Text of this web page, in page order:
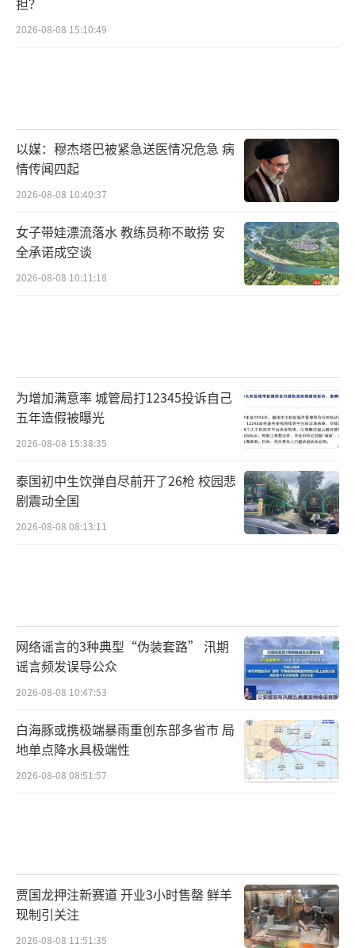
2026-08-08 15:10:49
以媒：穆杰塔巴被紧急送医情况危急 病
情传闻四起
2026-08-08 10:40:37
女子带娃漂流落水 教练员称不敢捞 安
全承诺成空谈
2026-08-08 10:11:18
为增加满意率 城管局打12345投诉自己
五年造假被曝光
2026-08-08 15:38:35
泰国初中生饮弹自尽前开了26枪 校园悲
剧震动全国
2026-08-08 08:13:11
网络谣言的3种典型“伪装套路” 汛期
谣言频发误导公众
2026-08-08 10:47:53
白海豚或携极端暴雨重创东部多省市 局
地单点降水具极端性
2026-08-08 08:51:57
贾国龙押注新赛道 开业3小时售罄 鲜羊
现制引关注
2026-08-08 11:51:35